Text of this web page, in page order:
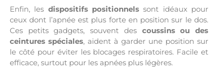
Enfin, les dispositifs positionnels sont idéaux pour
ceux dont l’apnée est plus forte en position sur le dos.
Ces petits gadgets, souvent des coussins ou des
ceintures spéciales, aident à garder une position sur
le côté pour éviter les blocages respiratoires. Facile et
efficace, surtout pour les apnées plus légères.